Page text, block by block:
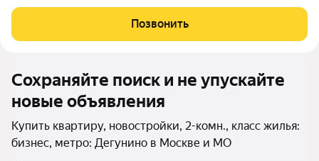
мелочей как личные, так и общественные зоны. Жизнь в Доме
Малевич становится комфортнее: помимо
Позвонить
Сохраняйте поиск и не упускайте
новые объявления
Купить квартиру, новостройки, 2-комн., класс жилья:
бизнес, метро: Дегунино в Москве и МО